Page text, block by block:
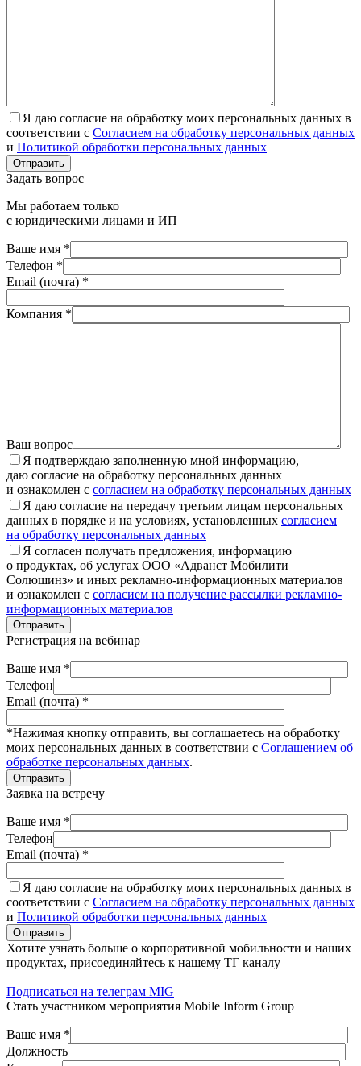
Я даю согласие на обработку моих персональных данных в
соответствии с Согласием на обработку персональных данных
и Политикой обработки персональных данных
Отправить
Задать вопрос
Мы работаем только
с юридическими лицами и ИП
Ваше имя *
Телефон *
Email (почта) *
Компания *
Ваш вопрос
Я подтверждаю заполненную мной информацию,
даю согласие на обработку персональных данных
и ознакомлен с согласием на обработку персональных данных
Я даю согласие на передачу третьим лицам персональных
данных в порядке и на условиях, установленных согласием
на обработку персональных данных
Я согласен получать предложения, информацию
о продуктах, об услугах ООО «Адванст Мобилити
Солюшинз» и иных рекламно-информационных материалов
и ознакомлен с согласием на получение рассылки рекламно-
информационных материалов
Отправить
Регистрация на вебинар
Ваше имя *
Телефон
Email (почта) *
*Нажимая кнопку отправить, вы соглашаетесь на обработку
моих персональных данных в соответствии с Соглашением об
обработке персональных данных.
Отправить
Заявка на встречу
Ваше имя *
Телефон
Email (почта) *
Я даю согласие на обработку моих персональных данных в
соответствии с Согласием на обработку персональных данных
и Политикой обработки персональных данных
Отправить
Хотите узнать больше о корпоративной мобильности и наших
продуктах, присоединяйтесь к нашему ТГ каналу
Подписаться на телеграм MIG
Стать участником мероприятия Mobile Inform Group
Ваше имя *
Должность